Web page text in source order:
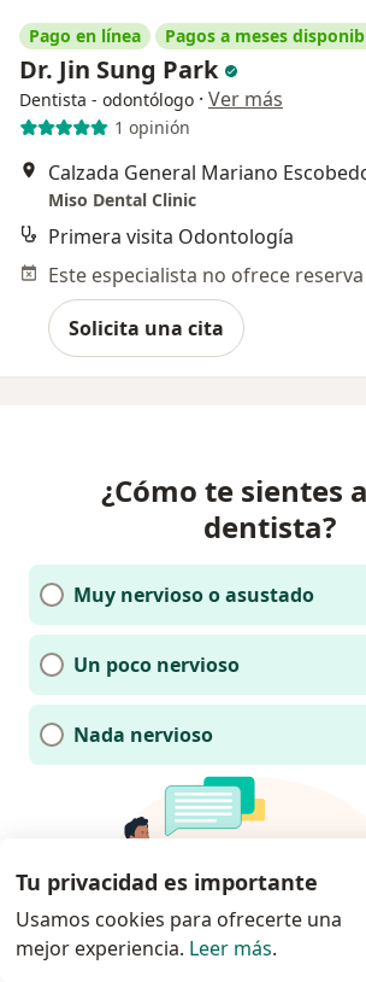
Pago en línea Pagos a meses
Dr. Jin Sung Park
Dentista - odontólogo · Ver más
1 opinión
Miso Dental Clinic
Primera visita Odontología
Solicita una cita
¿Cómo te sientes
dentista?
Muy nervioso o asustado
Un poco nervioso
Nada nervioso
Tu privacidad es importante
Usamos cookies para ofrecerte una
mejor experiencia. Leer más.